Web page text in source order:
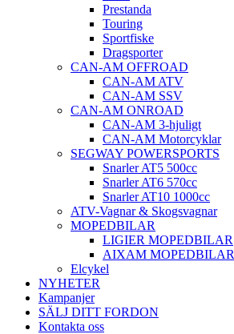
Prestanda
Touring
Sportfiske
Dragsporter
CAN-AM OFFROAD
CAN-AM ATV
CAN-AM SSV
CAN-AM ONROAD
CAN-AM 3-hjuligt
CAN-AM Motorcyklar
SEGWAY POWERSPORTS
Snarler AT5 500cc
Snarler AT6 570cc
Snarler AT10 1000cc
ATV-Vagnar & Skogsvagnar
MOPEDBILAR
LIGIER MOPEDBILAR
AIXAM MOPEDBILAR
Elcykel
NYHETER
Kampanjer
SÄLJ DITT FORDON
Kontakta oss